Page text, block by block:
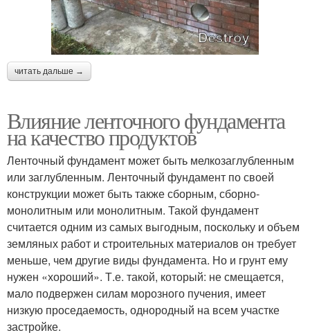
читать дальше →
Влияние ленточного фундамента
на качество продуктов
Ленточный фундамент может быть мелкозаглубленным
или заглубленным. Ленточный фундамент по своей
конструкции может быть также сборным, сборно-
монолитным или монолитным. Такой фундамент
считается одним из самых выгодным, поскольку и объем
земляных работ и строительных материалов он требует
меньше, чем другие виды фундамента. Но и грунт ему
нужен «хороший». Т.е. такой, который: не смещается,
мало подвержен силам морозного пучения, имеет
низкую проседаемость, однородный на всем участке
застройке.